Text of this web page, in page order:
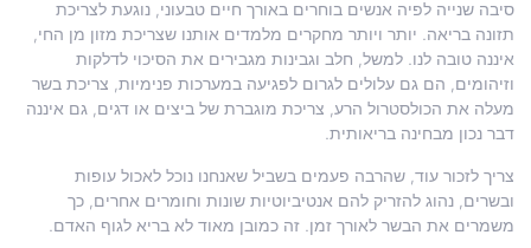
סיבה שנייה לפיה אנשים בוחרים באורך חיים טבעוני, נוגעת לצריכת
תזונה בריאה. יותר ויותר מחקרים מלמדים אותנו שצריכת מזון מן החי,
איננה טובה לנו. למשל, חלב וגבינות מגבירים את הסיכוי לדלקות
וזיהומים, הם גם עלולים לגרום לפגיעה במערכות פנימיות, צריכת בשר
מעלה את הכולסטרול הרע, צריכת מוגברת של ביצים או דגים, גם איננה
דבר נכון מבחינה בריאותית.
צריך לזכור עוד, שהרבה פעמים בשביל שאנחנו נוכל לאכול עופות
ובשרים, נהוג להזריק להם אנטיביוטיות שונות וחומרים אחרים, כך
משמרים את הבשר לאורך זמן. זה כמובן מאוד לא בריא לגוף האדם.